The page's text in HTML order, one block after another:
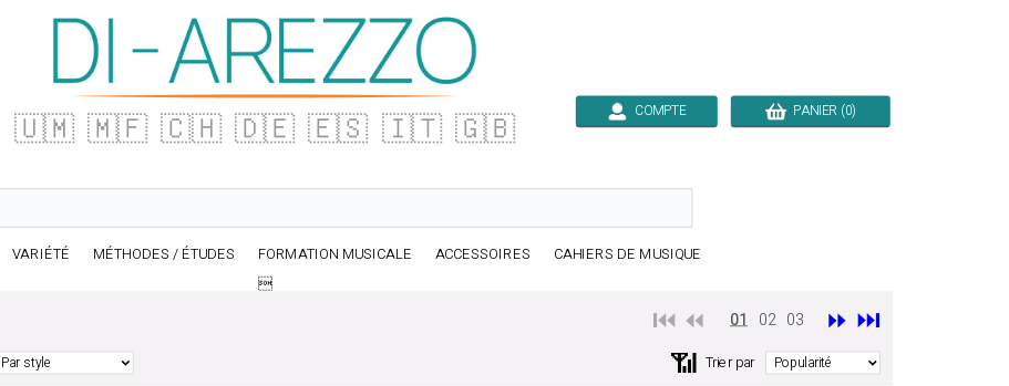
🇺🇲 🇲🇫 🇨🇭 🇩🇪 🇪🇸 🇮🇹 🇬🇧 COMPTE PANIER (0)
VARIÉTÉ MÉTHODES / ÉTUDES FORMATION MUSICALE ACCESSOIRES
CAHIERS DE MUSIQUE

⏮️ ⏪ 01 02 03 ⏩ ⏭️
📶 Trier par